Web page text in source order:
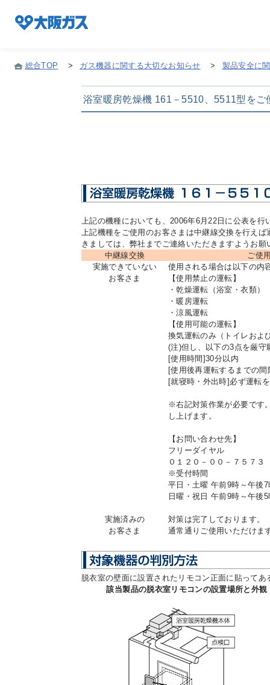
お問
企業情報TOP
サステナビリティ
総合TOP > ガス機器に関する大切なお知らせ > 製品安全に
浴室暖房乾燥機 161－5510、5511型をご
上記の機種においても、2006年6月22日に公表を
上記機種をご使用のお客さまは中継線交換を行え
きましては、弊社までご連絡いただきますようお願
中継線交換
ご使
実施できていない
お客さま
使用される場合は以下の内
【使用禁止の運転】
・乾燥運転（浴室・衣類）
・暖房運転
・涼風運転
【使用可能の運転】
換気運転のみ（トイレおよ
(注)但し、以下の3点を厳守
[使用時間]30分以内
[使用後再運転するまでの
[就寝時・外出時]必ず運転
※右記対策作業が必要です
し上げます。
【お問い合わせ先】
フリーダイヤル
０１２０－００－７５７３
※受付時間
平日・土曜 午前9時～午後7
日曜・祝日 午前9時～午後5
実施済みの
お客さま
対策は完了しております。
通常通りご使用いただけま
脱衣室の壁面に設置されたリモコン正面に貼ってあ
該当製品の脱衣室リモコンの設置場所と外観